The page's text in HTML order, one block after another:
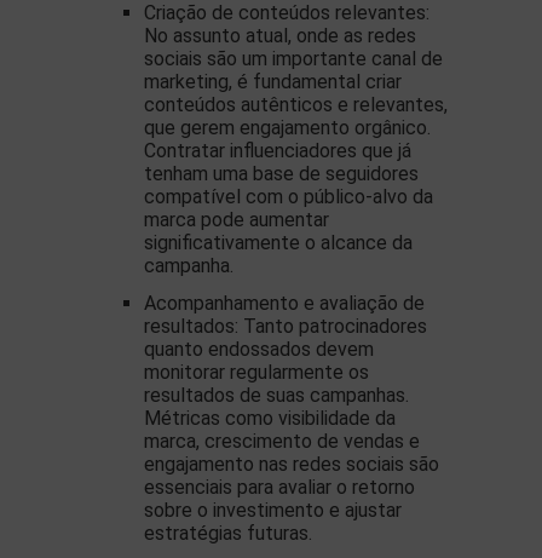
Criação de conteúdos relevantes:
No assunto atual, onde as redes
sociais são um importante canal de
marketing, é fundamental criar
conteúdos autênticos e relevantes,
que gerem engajamento orgânico.
Contratar influenciadores que já
tenham uma base de seguidores
compatível com o público-alvo da
marca pode aumentar
significativamente o alcance da
campanha.
Acompanhamento e avaliação de
resultados: Tanto patrocinadores
quanto endossados devem
monitorar regularmente os
resultados de suas campanhas.
Métricas como visibilidade da
marca, crescimento de vendas e
engajamento nas redes sociais são
essenciais para avaliar o retorno
sobre o investimento e ajustar
estratégias futuras.